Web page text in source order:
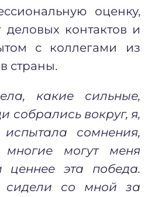
оценку,
деловых контактов и
с коллегами из
страны.
какие сильные,
собрались вокруг, я,
испытала сомнения,
многие могут меня
ценнее эта победа.
сидели со мной за